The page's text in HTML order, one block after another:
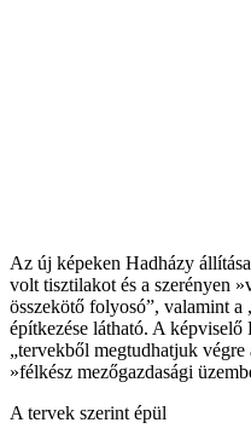
Az új képeken Hadházy
volt tisztilakot és a szerényen
összekötő folyosó”, valamint a
építkezése látható. A képviselő
„tervekből megtudhatjuk
»félkész mezőgazdasági
A tervek szerint épül